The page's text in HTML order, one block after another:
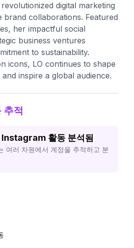
digital marketing
brand collaborations. Featured
her impactful social
business ventures
to sustainability.
icons, LO continues to shape
inspire a global audience.
추적
Instagram 활동 분석됨
여러 차원에서 계정을 추적하고 분